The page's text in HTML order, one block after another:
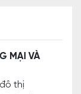
MẠI VÀ
thị